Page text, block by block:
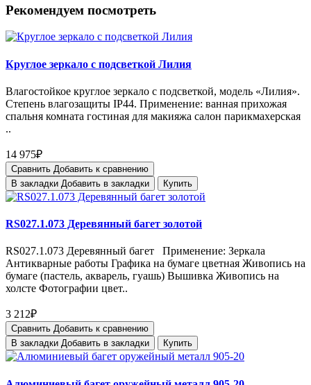
Рекомендуем посмотреть
Круглое зеркало с подсветкой Лилия
Влагостойкое круглое зеркало с подсветкой, модель «Лилия».
Степень влагозащиты IP44. Применение: ванная прихожая
спальня комната гостиная для макияжа салон парикмахерская
..
14 975₽
Сравнить Добавить к сравнению
В закладки Добавить в закладки Купить
RS027.1.073 Деревянный багет золотой
RS027.1.073 Деревянный багет Применение: Зеркала
Антикварные работы Графика на бумаге цветная Живопись на
бумаге (пастель, акварель, гуашь) Вышивка Живопись на
холсте Фотографии цвет..
3 212₽
Сравнить Добавить к сравнению
В закладки Добавить в закладки Купить